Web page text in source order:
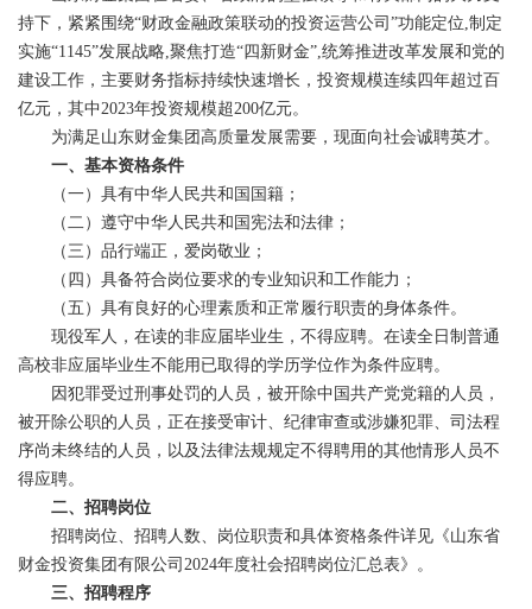
持下，紧紧围绕“财政金融政策联动的投资运营公司”功能定位,制定
实施“1145”发展战略,聚焦打造“四新财金”,统筹推进改革发展和党的
建设工作，主要财务指标持续快速增长，投资规模连续四年超过百
亿元，其中2023年投资规模超200亿元。
为满足山东财金集团高质量发展需要，现面向社会诚聘英才。
一、基本资格条件
（一）具有中华人民共和国国籍；
（二）遵守中华人民共和国宪法和法律；
（三）品行端正，爱岗敬业；
（四）具备符合岗位要求的专业知识和工作能力；
（五）具有良好的心理素质和正常履行职责的身体条件。
现役军人，在读的非应届毕业生，不得应聘。在读全日制普通
高校非应届毕业生不能用已取得的学历学位作为条件应聘。
因犯罪受过刑事处罚的人员，被开除中国共产党党籍的人员，
被开除公职的人员，正在接受审计、纪律审查或涉嫌犯罪、司法程
序尚未终结的人员，以及法律法规规定不得聘用的其他情形人员不
得应聘。
二、招聘岗位
招聘岗位、招聘人数、岗位职责和具体资格条件详见《山东省
财金投资集团有限公司2024年度社会招聘岗位汇总表》。
三、招聘程序